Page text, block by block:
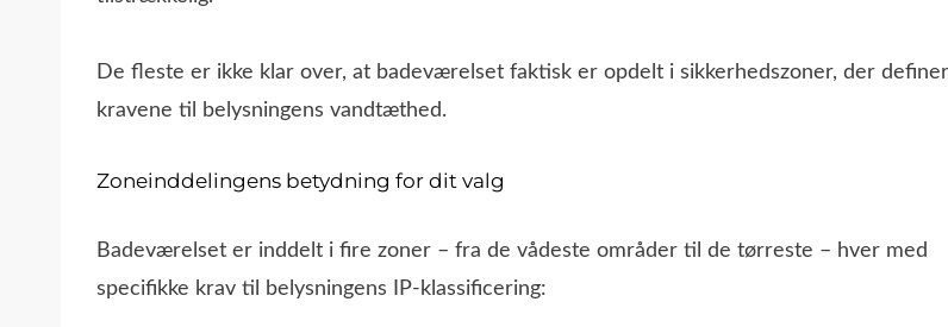
De fleste er ikke klar over, at badeværelset faktisk er opdelt i sikkerhedszoner, der
kravene til belysningens vandtæthed.
Zoneinddelingens betydning for dit valg
Badeværelset er inddelt i fire zoner – fra de vådeste områder til de tørreste – hver med
specifikke krav til belysningens IP-klassificering: